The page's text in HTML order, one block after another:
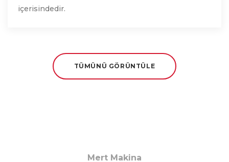
içerisindedir.
TÜMÜNÜ GÖRÜNTÜLE
Mert Makina